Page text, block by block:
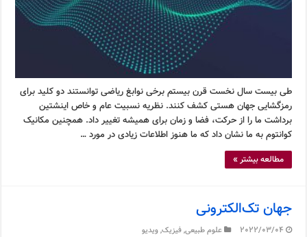
طی بیست سال نخست قرن بیستم برخی نوابغ ریاضی توانستند دو کلید برای
رمزگشایی جهان هستی کشف کنند. نظریه نسبیت عام و خاص اینشتین
برداشت ما را از حرکت، فضا و زمان برای همیشه تغییر داد. همچنین مکانیک
کوانتوم به ما نشان داد که ما هنوز اطلاعات زیادی در مورد …
مطالعه بیشتر »
جهان تک‌الکترونی
2022/03/04 علوم طبیعی,فیزیک,ویدیو